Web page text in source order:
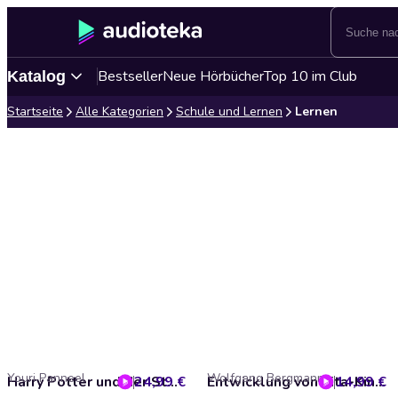
Katalog BestsellerNeue HörbücherTop 10 im Club
Startseite Alle Kategorien Schule und Lernen Lernen
Harry Potter und der Stein der Weisen von J K. Rowling (Lektürehilfe)
Youri Panneel 24,99 € Entwicklung von Kita-Kindern unterstützen
Wolfgang Bergmann 14,99 €